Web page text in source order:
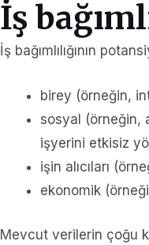
İş
İş bağımlılığının
birey (örneğin,
sosyal (örneğin,
işyerini etkisiz
işin alıcıları
ekonomik
Mevcut verilerin çoğu